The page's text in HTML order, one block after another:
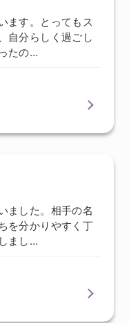
ます。とってもス
自分らしく過ごし
たの…
ました。相手の名
を分かりやすく丁
まし…